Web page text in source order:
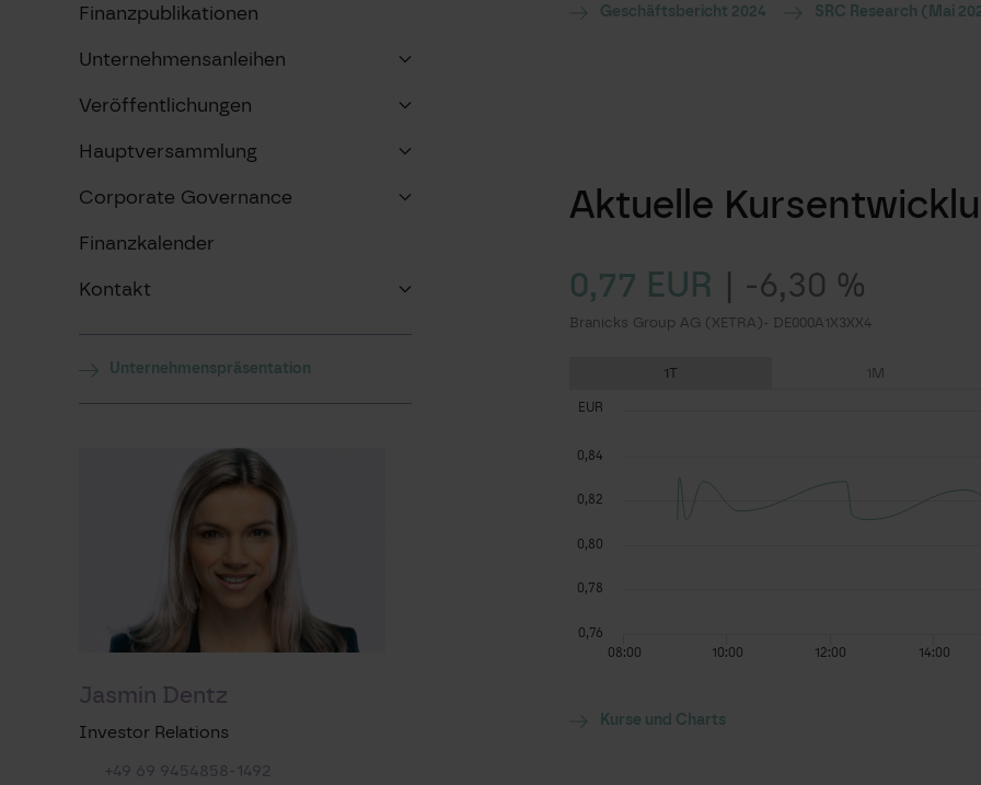
Finanzpublikationen
Unternehmensanleihen
Veröffentlichungen
Hauptversammlung
Corporate Governance
Finanzkalender
Kontakt
Unternehmenspräsentation
Jasmin Dentz
Investor Relations
+49 69 9454858-1492
Geschäftsbericht 2024 SRC Research (Mai
Aktuelle
Kurse und Charts